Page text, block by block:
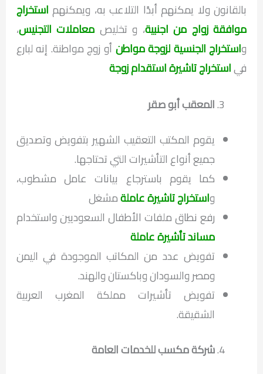
بالقانون ولا يمكنهم أبدًا التلاعب به، ويمكنهم استخراج
موافقة زواج من اجنبية، و تخليص معاملات التجنيس،
واستخراج الجنسية لزوجة مواطنأو زوج مواطنة. إنه لبارع
فياستخراج تاشيرة استقدام زوجة
المعقب أبو صقر
يقوم المكتب التعقيب الشهير بتفويض وتصديق
جميع أنواع التأشيرات التي تحتاجها.
كما يقوم باسترجاع بيانات عامل مشطوب،
واستخراج تاشيرة عاملةمشغل
رفع نطاق ملفات الأطفال السعوديين واستخدام
مساند تأشيرة عاملة
تفويض عدد من المكاتب الموجودة في اليمن
ومصر والسودان وباكستان والهند.
تفويض تأشيرات مملكة المغرب العربية
الشقيقة.
شركة مكسب للخدمات العامة